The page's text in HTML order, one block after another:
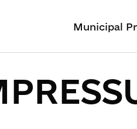
Municipal